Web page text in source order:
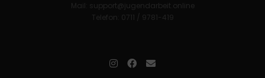
Mail: support@jugendarbeit.online
Telefon: 0711 / 9781-419